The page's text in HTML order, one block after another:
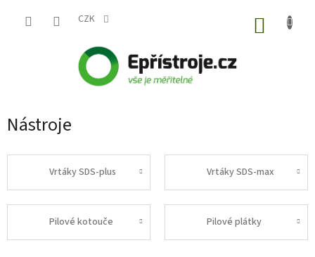
CZK
Nástroje
Vrtáky SDS-plus Vrtáky SDS-max
Pilové kotouče Pilové plátky